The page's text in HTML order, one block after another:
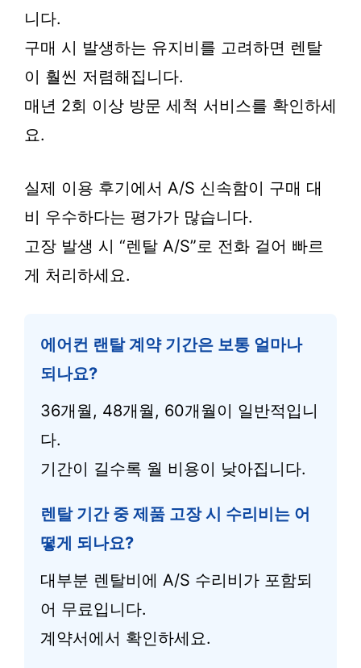
니다.
구매 시 발생하는 유지비를 고려하면 렌탈
이 훨씬 저렴해집니다.
매년 2회 이상 방문 세척 서비스를 확인하세
요.
실제 이용 후기에서 A/S 신속함이 구매 대
비 우수하다는 평가가 많습니다.
고장 발생 시 “렌탈 A/S”로 전화 걸어 빠르
게 처리하세요.
에어컨 랜탈 계약 기간은 보통 얼마나
되나요?
36개월, 48개월, 60개월이 일반적입니
다.
기간이 길수록 월 비용이 낮아집니다.
렌탈 기간 중 제품 고장 시 수리비는 어
떻게 되나요?
대부분 렌탈비에 A/S 수리비가 포함되
어 무료입니다.
계약서에서 확인하세요.